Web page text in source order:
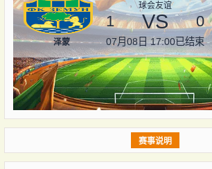
泽蒙
球会友谊
1 VS 0
07月08日 17:00已结束
赛事说明